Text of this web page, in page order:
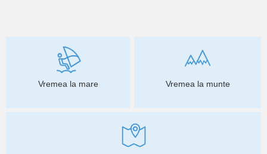
Vremea la mare Vremea la munte